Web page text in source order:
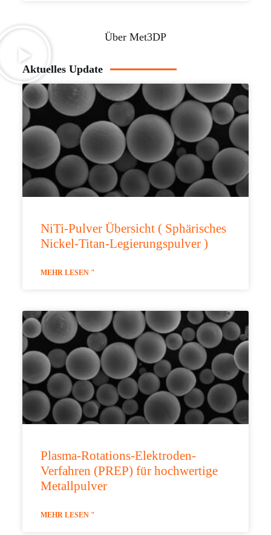
Über Met3DP
Aktuelles Update
NiTi-Pulver Übersicht ( Sphärisches
Nickel-Titan-Legierungspulver )
MEHR LESEN "
Plasma-Rotations-Elektroden-
Verfahren (PREP) für hochwertige
Metallpulver
MEHR LESEN "